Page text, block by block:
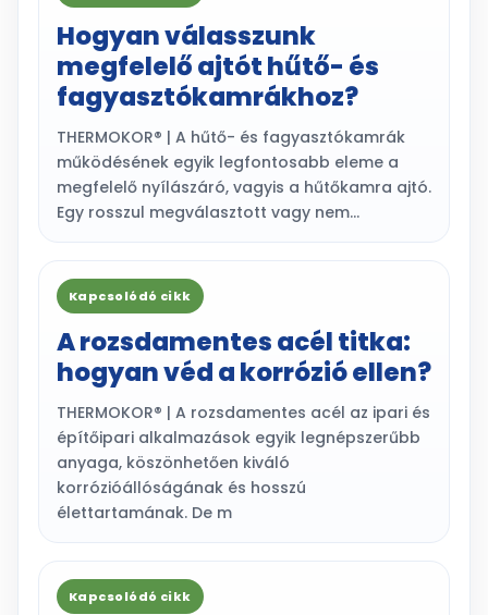
Hogyan válasszunk
megfelelő ajtót hűtő- és
fagyasztókamrákhoz?
THERMOKOR® | A hűtő- és fagyasztókamrák
működésének egyik legfontosabb eleme a
megfelelő nyílászáró, vagyis a hűtőkamra ajtó.
Egy rosszul megválasztott vagy nem…
Kapcsolódó cikk
A rozsdamentes acél titka:
hogyan véd a korrózió ellen?
THERMOKOR® | A rozsdamentes acél az ipari és
építőipari alkalmazások egyik legnépszerűbb
anyaga, köszönhetően kiváló
korrózióállóságának és hosszú
élettartamának. De m
Kapcsolódó cikk